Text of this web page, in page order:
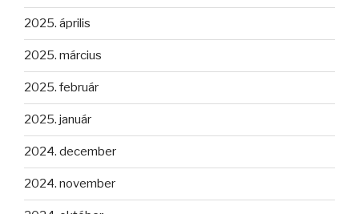
2025. április
2025. március
2025. február
2025. január
2024. december
2024. november